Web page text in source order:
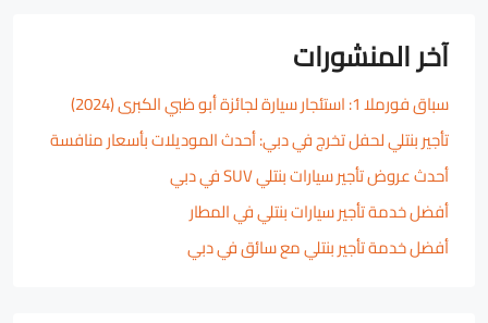
آخر المنشورات
سباق فورملا 1: استئجار سيارة لجائزة أبو ظبي الكبرى (2024)
تأجير بنتلي لحفل تخرج في دبي: أحدث الموديلات بأسعار منافسة
أحدث عروض تأجير سيارات بنتلي SUV في دبي
أفضل خدمة تأجير سيارات بنتلي في المطار
أفضل خدمة تأجير بنتلي مع سائق في دبي